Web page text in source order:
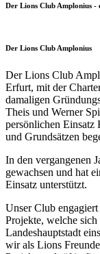
Der Lions Club Amplonius -
Der Lions Club Amplonius
Der Lions Club
Erfurt, mit der
damaligen
Theis und Werner
persönlichen
und Grundsätzen
In den vergangenen
gewachsen und hat
Einsatz unterstützt.
Unser Club
Projekte, welche
Landeshauptstadt
wir als Lions